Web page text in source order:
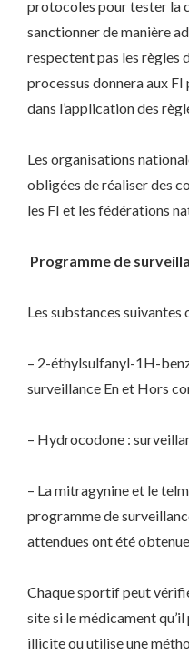
protocoles pour tester la
sanctionner de manière
respectent pas les règles
processus donnera aux
dans l’application des
Les organisations
obligées de réaliser des
les FI et les fédérations
Programme de
Les substances suivantes
– 2-éthylsulfanyl-1H-
surveillance En et Hors
– Hydrocodone :
– La mitragynine et le
programme de
attendues ont été
Chaque sportif peut
site si le médicament
illicite ou utilise une